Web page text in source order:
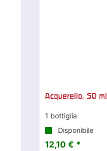
Acquerello, 50 ml
1 bottiglia
Disponibile
12,10 € *